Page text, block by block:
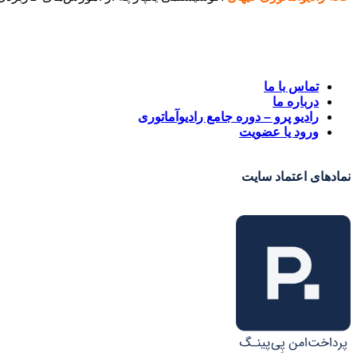
تماس با ما
درباره ما
رادیو پرو – دوره جامع رادیوآماتوری
ورود یا عضویت
نمادهای اعتماد سایت